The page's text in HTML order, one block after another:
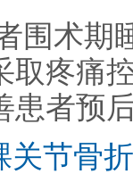
围术期
取疼痛
患者预
关节骨